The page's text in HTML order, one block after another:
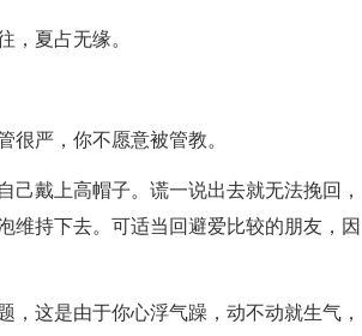
，夏占无缘。
很严，你不愿意被管教。
戴上高帽子。谎一说出去就无法挽回，
维持下去。可适当回避爱比较的朋友，因
这是由于你心浮气躁，动不动就生气，